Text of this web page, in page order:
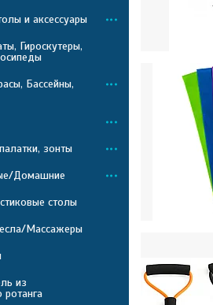
и аксессуары
Гироскутеры,
Бассейны,
зонты
Домашние
столы
Массажеры
из
ротанга